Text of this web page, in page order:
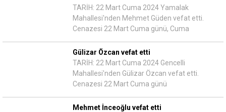
TARİH: 22 Mart Cuma 2024 Yamalak
Mahallesi'nden Mehmet Güden vefat etti.
Cenazesi 22 Mart Cuma günü, Cuma
Gülizar Özcan vefat etti
TARİH: 22 Mart Cuma 2024 Gencelli
Mahallesi'nden Gülizar Özcan vefat etti.
Cenazesi 22 Mart Cuma günü
Mehmet İnceoğlu vefat etti